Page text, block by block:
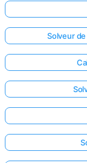
Solveur